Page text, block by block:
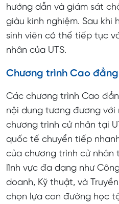
hướng dẫn và giám sát
giàu kinh nghiệm. Sau khi
sinh viên có thể tiếp tục
nhân của UTS.
Chương trình Cao
Các chương trình Cao
nội dung tương đương
chương trình cử nhân tại
quốc tế chuyển tiếp
của chương trình cử nhân
lĩnh vực đa dạng như
doanh, Kỹ thuật, và
chọn lựa con đường học